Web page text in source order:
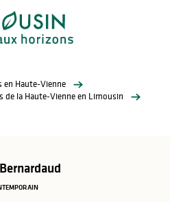
en Haute-Vienne
de la Haute-Vienne en Limousin